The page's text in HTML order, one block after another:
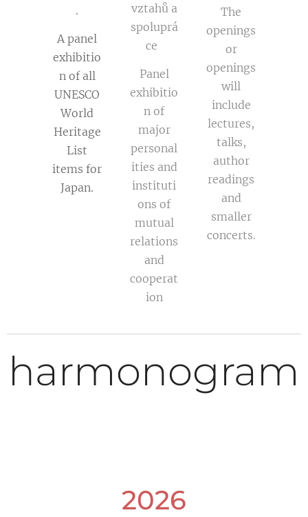
.
A panel
exhibitio
n of all
UNESCO
World
Heritage
List
items for
Japan.
vztahů a
spoluprá
ce
Panel
exhibitio
n of
major
personal
ities and
instituti
ons of
mutual
relations
and
cooperat
ion
The
openings
or
openings
will
include
lectures,
talks,
author
readings
and
smaller
concerts.
harmonogram
2026